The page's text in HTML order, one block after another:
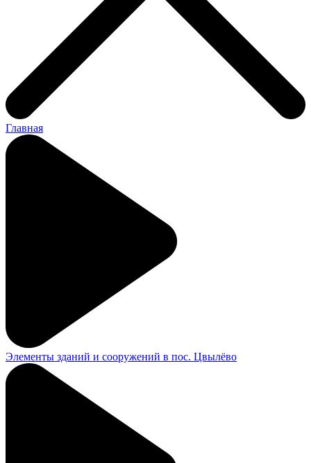
Главная
Элементы зданий и сооружений в пос. Цвылёво